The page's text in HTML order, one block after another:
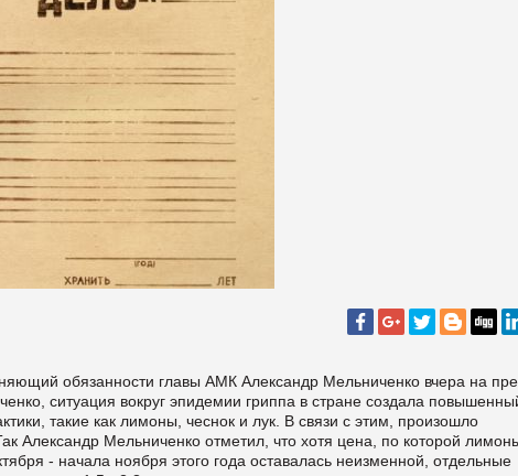
обязанности главы АМК Александр Мельниченко вчера на
ситуация вокруг эпидемии гриппа в стране создала
такие как лимоны, чеснок и лук. В связи с этим, произошло
Александр Мельниченко отметил, что хотя цена, по которой
- начала ноября этого года оставалась неизменной, отдельные